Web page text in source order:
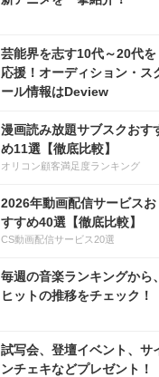
芸能界を志す10代～20代を
応援！オーディション・ス
ール情報はDeview
漫画読み放題サブスクおす
め11選【徹底比較】
オリコン顧客満足度ランキング
2026年動画配信サービスお
すすめ40選【徹底比較】
CS動画配信サービス20選
毎週の音楽ランキングから、
ヒットの推移をチェック！
試写会、登壇イベント、サ
ンチェキなどプレゼント！